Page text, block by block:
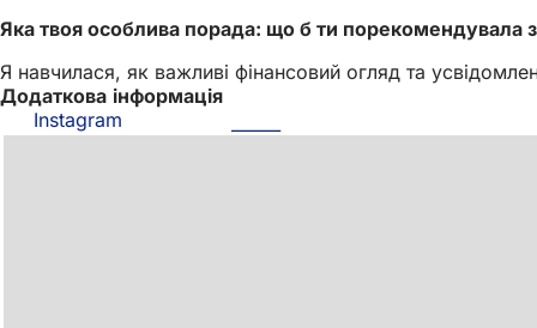
Яка твоя особлива порада: що б ти порекомендувала
Я навчилася, як важливі фінансовий огляд та
Додаткова інформація
Instagram
в